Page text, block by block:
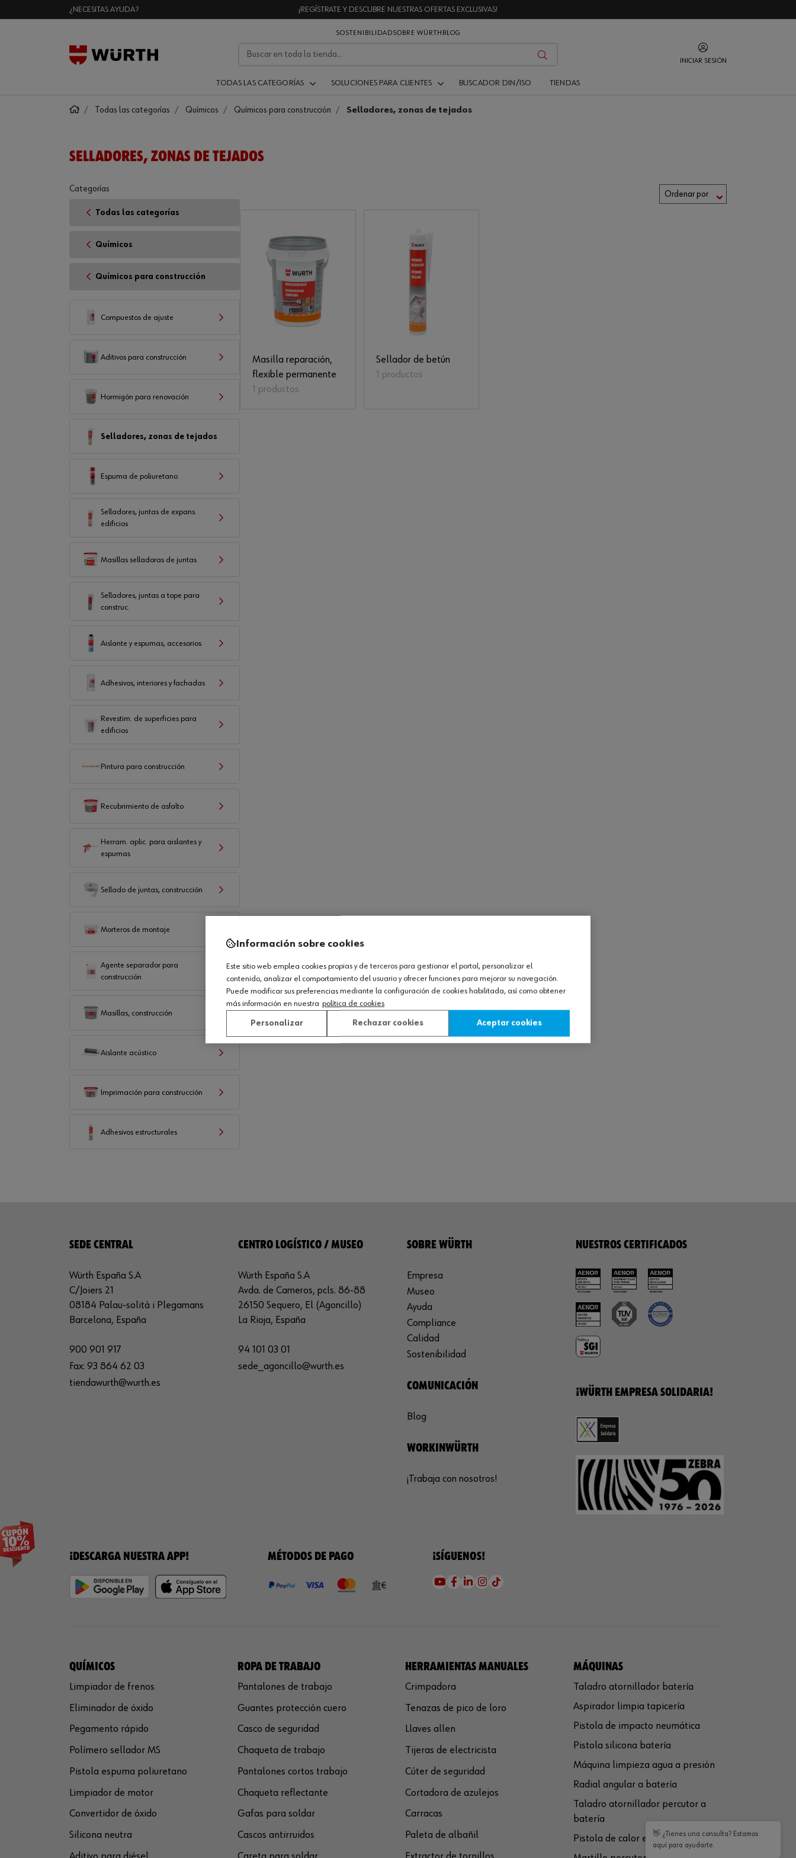
¿NECESITAS AYUDA? ¡REGÍSTRATE Y DESCUBRE NUESTRAS OFERTAS EXCLUSIVAS!
SOSTENIBILIDADSOBRE WÜRTH BLOG
INICIAR SESIÓN
TODAS LAS CATEGORÍAS SOLUCIONES PARA CLIENTES BUSCADOR DIN/ISO TIENDAS
Todas las categorías Químicos Químicos para construcción Selladores, zonas de tejados
SELLADORES, ZONAS DE TEJADOS
Categorías
Todas las categorías
Químicos
Químicos para construcción
Compuestos de ajuste
Aditivos para construcción
Hormigón para renovación
Selladores, zonas de tejados
Espuma de poliuretano
Selladores, juntas de expans.
edificios
Masillas selladoras de juntas
Selladores, juntas a tope para
construc.
Aislante y espumas, accesorios
Adhesivos, interiores y fachadas
Revestim. de superficies para
edificios
Pintura para construcción
Recubrimiento de asfalto
Herram. aplic. para aislantes y
espumas
Sellado de juntas, construcción
Morteros de montaje
Agente separador para
construcción
Masillas, construcción
Aislante acústico
Imprimación para construcción
Adhesivos estructurales
Masilla reparación,
flexible permanente
1 productos
Sellador de betún
1 productos
SEDE CENTRAL
Würth España S.A
C/Joiers 21
08184 Palau-solità i Plegamans
Barcelona, España
900 901 917
Fax: 93 864 62 03
tiendawurth@wurth.es
CENTRO LOGÍSTICO / MUSEO
Würth España S.A
Avda. de Cameros, pcls. 86-88
26150 Sequero, El (Agoncillo)
La Rioja, España
94 101 03 01
sede_agoncillo@wurth.es
SOBRE WÜRTH
Empresa
Museo
Ayuda
Compliance
Calidad
Sostenibilidad
COMUNICACIÓN
Blog
WORKINWÜRTH
¡Trabaja con nosotros!
NUESTROS CERTIFICADOS
¡WÜRTH EMPRESA SOLIDARIA!
¡DESCARGA NUESTRA APP! MÉTODOS DE PAGO ¡SÍGUENOS!
QUÍMICOS
Limpiador de frenos
Eliminador de óxido
Pegamento rápido
Polímero sellador MS
Pistola espuma poliuretano
Limpiador de motor
Convertidor de óxido
Silicona neutra
ROPA DE TRABAJO
Pantalones de trabajo
Guantes protección cuero
Casco de seguridad
Chaqueta de trabajo
Pantalones cortos trabajo
Chaqueta reflectante
Gafas para soldar
Cascos antirruidos
HERRAMIENTAS MANUALES
Crimpadora
Tenazas de pico de loro
Llaves allen
Tijeras de electricista
Cúter de seguridad
Cortadora de azulejos
Carracas
Paleta de albañil
MÁQUINAS
Taladro atornillador batería
Aspirador limpia tapicería
Pistola de impacto neumática
Pistola silicona batería
Máquina limpieza agua a presión
Radial angular a batería
Taladro atornillador percutor a
batería
Pistola de calor eléctrica👋 ¿Tienes una consulta? Estamos
aquí para ayudarte.
Información sobre cookies
Este sitio web emplea cookies propias y de terceros para gestionar el portal, personalizar el
contenido, analizar el comportamiento del usuario y ofrecer funciones para mejorar su navegación.
Puede modificar sus preferencias mediante la configuración de cookies habilitada, así como obtener
más información en nuestra política de cookies
Personalizar Rechazar cookies Aceptar cookies